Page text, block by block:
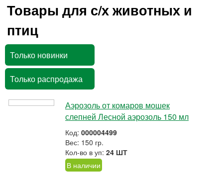
Товары для с/х животных и
птиц
Только новинки
Только распродажа
Аэрозоль от комаров мошек
слепней Лесной аэрозоль 150 мл
Код: 000004499
Вес: 150 гр.
Кол-во в уп: 24 ШТ
В наличии